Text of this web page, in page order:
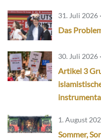
31. Juli 2026
Das
30. Juli 2026
Artikel 3
1. August
Sommer,